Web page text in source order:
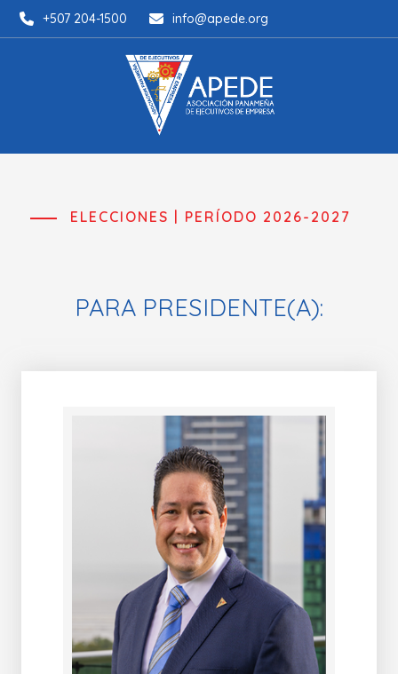
+507 204-1500 info@apede.org
ELECCIONES | PERÍODO 2026-2027
PARA PRESIDENTE(A):